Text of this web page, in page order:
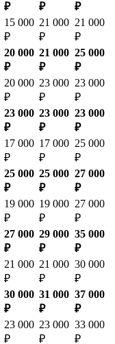
₽
₽
₽
15 000
₽
21 000
₽
21 000
₽
20 000
₽
21 000
₽
25 000
₽
20 000
₽
23 000
₽
23 000
₽
23 000
₽
23 000
₽
23 000
₽
17 000
₽
17 000
₽
25 000
₽
25 000
₽
25 000
₽
27 000
₽
19 000
₽
19 000
₽
27 000
₽
27 000
₽
29 000
₽
35 000
₽
21 000
₽
21 000
₽
30 000
₽
30 000
₽
31 000
₽
37 000
₽
23 000
₽
23 000
₽
33 000
₽